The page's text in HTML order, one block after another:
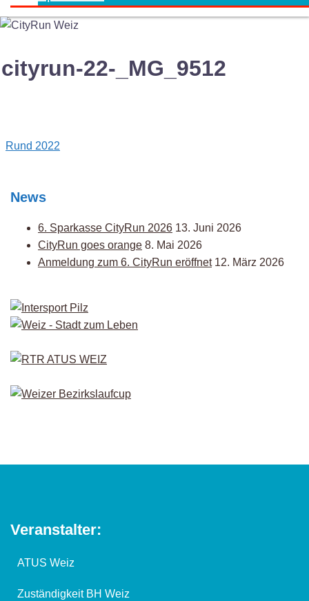
cityrun-22-_MG_9512
Post
Rund 2022
News
6. Sparkasse CityRun 2026 13. Juni 2026
CityRun goes orange 8. Mai 2026
Anmeldung zum 6. CityRun eröffnet 12. März 2026
Veranstalter:
ATUS Weiz
Zuständigkeit BH Weiz